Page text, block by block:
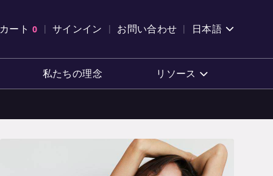
を開く
ート 0
カートを確認する
サインイン お問い合わせ 日本語
私たちの理念 リソース